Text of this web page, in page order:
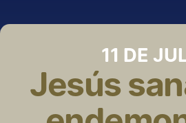
11 DE
Jesús